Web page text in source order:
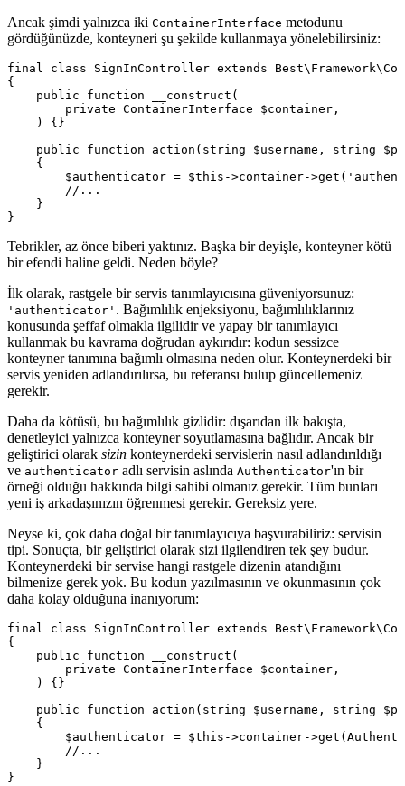
Ancak şimdi yalnızca iki ContainerInterface metodunu
gördüğünüzde, konteyneri şu şekilde kullanmaya yönelebilirsiniz:
final class SignInController extends
{
    public function __construct(
        private ContainerInterface $container,
    ) {}
public function action(string $username, string
    {
$authenticator = $this->container-
        //...
    }
Tebrikler, az önce biberi yaktınız. Başka bir deyişle, konteyner kötü
bir efendi haline geldi. Neden böyle?
İlk olarak, rastgele bir servis tanımlayıcısına güveniyorsunuz:
'authenticator' . Bağımlılık enjeksiyonu, bağımlılıklarınız
konusunda şeffaf olmakla ilgilidir ve yapay bir tanımlayıcı
kullanmak bu kavrama doğrudan aykırıdır: kodun sessizce
konteyner tanımına bağımlı olmasına neden olur. Konteynerdeki bir
servis yeniden adlandırılırsa, bu referansı bulup güncellemeniz
gerekir.
Daha da kötüsü, bu bağımlılık gizlidir: dışarıdan ilk bakışta,
denetleyici yalnızca konteyner soyutlamasına bağlıdır. Ancak bir
geliştirici olarak sizin konteynerdeki servislerin nasıl adlandırıldığı
ve authenticator adlı servisin aslında Authenticator'ın bir
örneği olduğu hakkında bilgi sahibi olmanız gerekir. Tüm bunları
yeni iş arkadaşınızın öğrenmesi gerekir. Gereksiz yere.
Neyse ki, çok daha doğal bir tanımlayıcıya başvurabiliriz: servisin
tipi. Sonuçta, bir geliştirici olarak sizi ilgilendiren tek şey budur.
Konteynerdeki bir servise hangi rastgele dizenin atandığını
bilmenize gerek yok. Bu kodun yazılmasının ve okunmasının çok
daha kolay olduğuna inanıyorum:
final class SignInController extends
{
    public function __construct(
        private ContainerInterface $container,
    ) {}
public function action(string $username, string
    {
$authenticator = $this->container-
        //...
    }